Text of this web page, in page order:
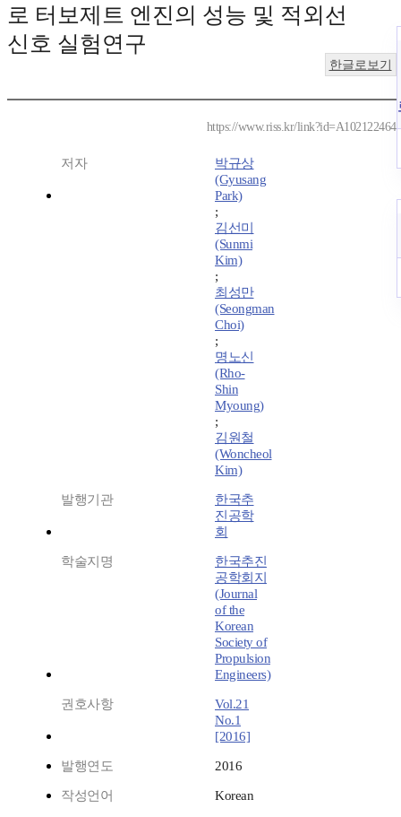
로 터보제트 엔진의 성능 및 적외선
신호 실험연구
한글로보기
https://www.riss.kr/link?id=A102122464
저자
박규상
(Gyusang
Park)
;
김선미
(Sunmi
Kim)
;
최성만
(Seongman
Choi)
;
명노신
(Rho-
Shin
Myoung)
;
김원철
(Woncheol
Kim)
발행기관
한국추
진공학
회
학술지명
한국추진
공학회지
(Journal
of the
Korean
Society of
Propulsion
Engineers)
권호사항
Vol.21
No.1
[2016]
발행연도 2016
작성언어 Korean